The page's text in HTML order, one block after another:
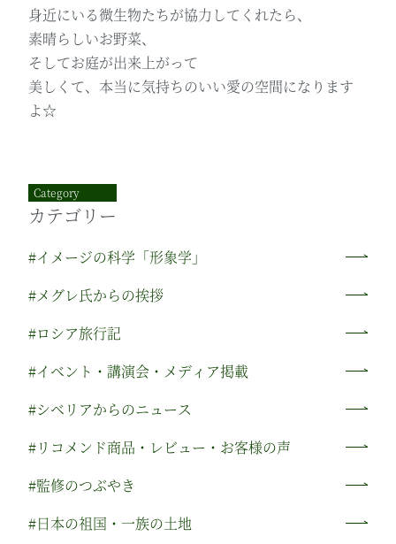
身近にいる微生物たちが協力してくれたら、
素晴らしいお野菜、
そしてお庭が出来上がって
美しくて、本当に気持ちのいい愛の空間になります
よ☆
Category
カテゴリー
#イメージの科学「形象学」
#メグレ氏からの挨拶
#ロシア旅行記
#イベント・講演会・メディア掲載
#シベリアからのニュース
#リコメンド商品・レビュー・お客様の声
#監修のつぶやき
#日本の祖国・一族の土地